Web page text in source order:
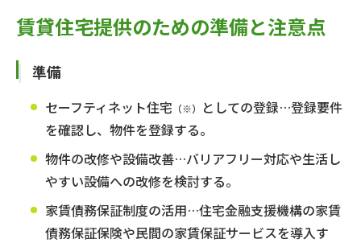
賃貸住宅提供のための準備と注意点
準備
セーフティネット住宅 （※）
としての登録…登録要件
を確認し、物件を登録する。
物件の改修や設備改善…バリアフリー対応や生活し
やすい設備への改修を検討する。
家賃債務保証制度の活用…住宅金融支援機構の家賃
債務保証保険や民間の家賃保証サービスを導入す